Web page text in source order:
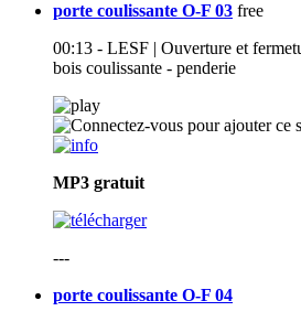
porte coulissante O-F 03 free
00:13 - LESF | Ouverture et
bois coulissante - penderie
MP3 gratuit
---
porte coulissante O-F 04